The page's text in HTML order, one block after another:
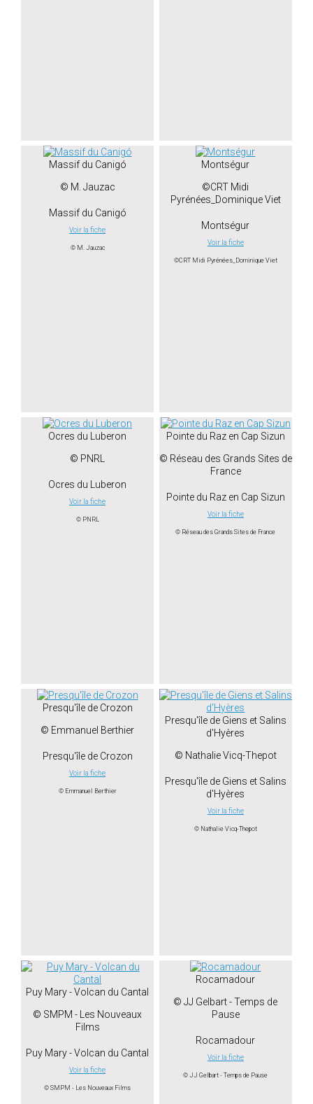
Massif du Canigó
© M. Jauzac
Massif du Canigó
Voir la fiche
© M. Jauzac
Montségur
©CRT Midi
Pyrénées_Dominique Viet
Montségur
Voir la fiche
©CRT Midi Pyrénées_Dominique Viet
Ocres du Luberon
© PNRL
Ocres du Luberon
Voir la fiche
© PNRL
Pointe du Raz en Cap Sizun
© Réseau des Grands Sites de
France
Pointe du Raz en Cap Sizun
Voir la fiche
© Réseau des Grands Sites de France
Presqu'île de Crozon
© Emmanuel Berthier
Presqu'île de Crozon
Voir la fiche
© Emmanuel Berthier
Presqu'île de Giens et Salins
d'Hyères
© Nathalie Vicq-Thepot
Presqu'île de Giens et Salins
d'Hyères
Voir la fiche
© Nathalie Vicq-Thepot
Puy Mary - Volcan du Cantal
© SMPM - Les Nouveaux
Films
Puy Mary - Volcan du Cantal
Voir la fiche
© SMPM - Les Nouveaux Films
Rocamadour
© JJ Gelbart - Temps de
Pause
Rocamadour
Voir la fiche
© JJ Gelbart - Temps de Pause